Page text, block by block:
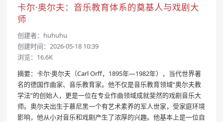
卡尔·奥尔夫：音乐教育体系的奠基人与戏剧大
师
创建者： huhuhu
创建时间：2026-05-18 10:39
浏览：16.6K
摘要：卡尔·奥尔夫（Carl Orff，1895年—1982年），当代世界著
名的德国作曲家、音乐教育家。他不仅是音乐教育领域“奥尔夫教
学法”的创始人，更是一位在专业作曲领域成就斐然的戏剧音乐大
师。奥尔夫出生于慕尼黑一个有艺术素养的军人世家，受家庭环境
影响，他从小对音乐和戏剧产生了浓厚的兴趣。他基本上是一位自